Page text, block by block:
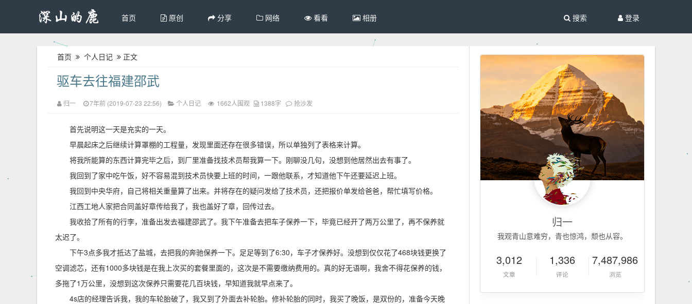
首页 原创 分享 网络 看看 相册 登录
搜索
首页 个人日记 正文
驱车去往福建邵武
归一 7年前 (2019-07-23 22:56) 个人日记 1662人围观 1388字 抢沙发
首先说明这一天是充实的一天。
早晨起床之后继续计算罩棚的工程量，发现里面还存在很多错误，所以单独列了表格来计算。
将我所能算的东西计算完毕之后，到厂里准备找技术员帮我算一下。刚聊没几句，没想到他居然出去有事了。
我回到了家中吃午饭，好不容易混到技术员快要上班的时间，一跟他联系，才知道他下午还要延迟上班。
我回到中央华府，自己将相关重量算了出来。并将存在的疑问发给了技术员，还把报价单发给爸爸，帮忙填写价格。
江西工地人家把合同盖好章传给我了，我也盖好了章，回传过去。
我收拾了所有的行李，准备出发去福建邵武了。我下午准备去把车子保养一下，毕竟已经开了两万公里了，再不保养就
太迟了。
下午3点多我才抵达了盐城，去把我的奔驰保养一下。足足等到了6:30，车子才保养好。没想到仅仅花了468块钱更换了
空调滤芯，还有1000多块钱是在我上次买的套餐里面的，这次是不需要缴纳费用的。真的好无语啊，我舍不得花保养的钱，
多拖了1万公里，没想到这次保养只需要花几百块钱，早知道我就早点来了。
4s店的经理告诉我，我的车轮胎破了，我又到了外面去补轮胎。修补轮胎的同时，我买了晚饭，是双份的，准备今天晚
归一
我观青山意难穷，青也惊鸿，颓也从容。
3,012
文章
1,336
评论
7,487,986
浏览